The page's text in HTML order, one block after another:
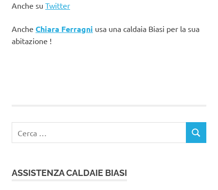
Anche su Twitter
Anche Chiara Ferragni usa una caldaia Biasi per la sua
abitazione !
per:
CERCA
ASSISTENZA CALDAIE BIASI